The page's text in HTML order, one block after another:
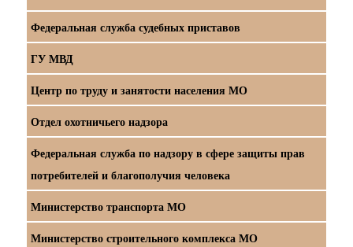
Федеральная служба судебных приставов
ГУ МВД
Центр по труду и занятости населения МО
Отдел охотничьего надзора
Федеральная служба по надзору в сфере защиты прав
потребителей и благополучия человека
Министерство транспорта МО
Министерство строительного комплекса МО